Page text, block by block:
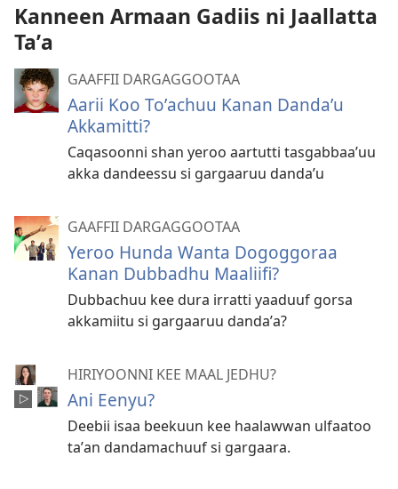
Kanneen Armaan Gadiis ni Jaallatta
Taʼa
GAAFFII DARGAGGOOTAA
Aarii Koo Toʼachuu Kanan Dandaʼu
Akkamitti?
Caqasoonni shan yeroo aartutti tasgabbaaʼuu
akka dandeessu si gargaaruu dandaʼu
GAAFFII DARGAGGOOTAA
Yeroo Hunda Wanta Dogoggoraa
Kanan Dubbadhu Maaliifi?
Dubbachuu kee dura irratti yaaduuf gorsa
akkamiitu si gargaaruu dandaʼa?
HIRIYOONNI KEE MAAL JEDHU?
Ani Eenyu?
Deebii isaa beekuun kee haalawwan ulfaatoo
taʼan dandamachuuf si gargaara.